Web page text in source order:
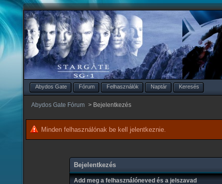
Abydos Gate Fórum Felhasználók Naptár Keresés
Abydos Gate Fórum > Bejelentkezés
Minden felhasználónak be kell jelentkeznie.
Bejelentkezés
Add meg a felhasználóneved és a jelszavad